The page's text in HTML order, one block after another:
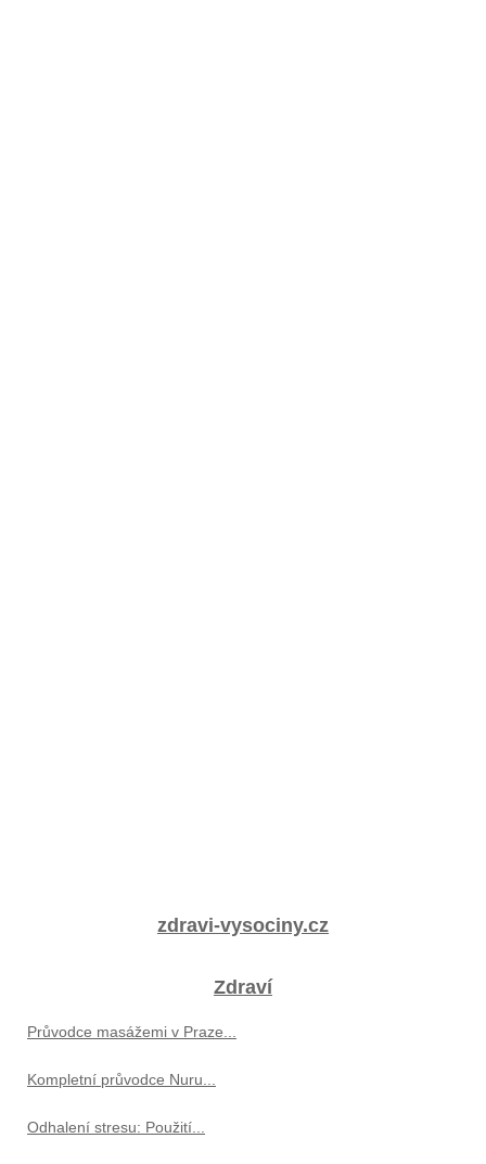
zdravi-vysociny.cz
Zdraví
Průvodce masážemi v Praze...
Kompletní průvodce Nuru...
Odhalení stresu: Použití...